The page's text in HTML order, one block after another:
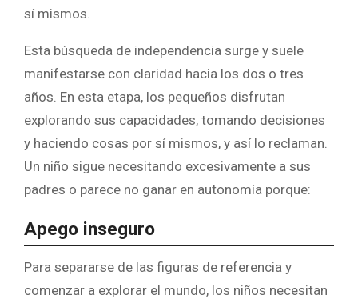
sí mismos.
Esta búsqueda de independencia surge y suele
manifestarse con claridad hacia los dos o tres
años. En esta etapa, los pequeños disfrutan
explorando sus capacidades, tomando decisiones
y haciendo cosas por sí mismos, y así lo reclaman.
Un niño sigue necesitando excesivamente a sus
padres o parece no ganar en autonomía porque:
Apego inseguro
Para separarse de las figuras de referencia y
comenzar a explorar el mundo, los niños necesitan